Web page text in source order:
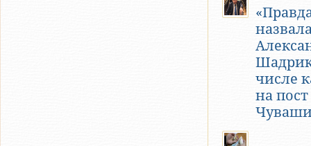
числе
на